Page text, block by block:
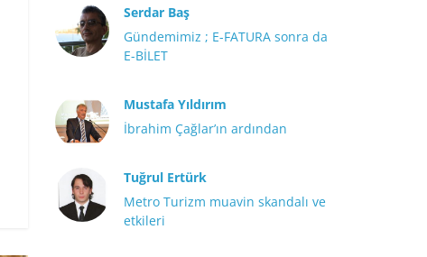
Serdar Baş
Gündemimiz ; E-FATURA sonra da
E-BİLET
Mustafa Yıldırım
İbrahim Çağlar’ın ardından
Tuğrul Ertürk
Metro Turizm muavin skandalı ve
etkileri